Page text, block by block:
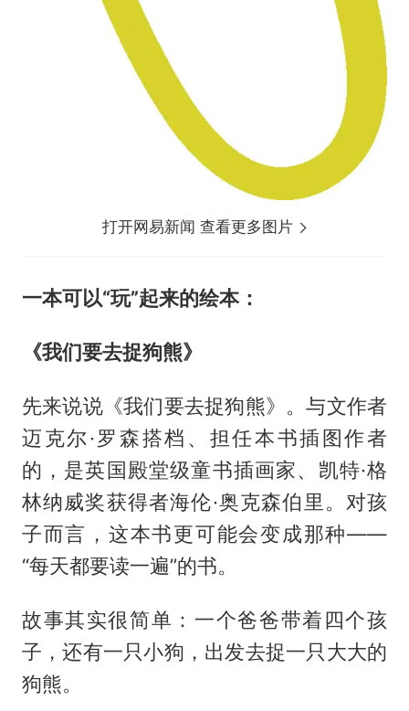
打开网易新闻 查看更多图片
一本可以“玩”起来的绘本：
《我们要去捉狗熊》
先来说说《我们要去捉狗熊》。与文作者
迈克尔·罗森搭档、担任本书插图作者
的，是英国殿堂级童书插画家、凯特·格
林纳威奖获得者海伦·奥克森伯里。对孩
子而言，这本书更可能会变成那种——
“每天都要读一遍”的书。
故事其实很简单：一个爸爸带着四个孩
子，还有一只小狗，出发去捉一只大大的
狗熊。